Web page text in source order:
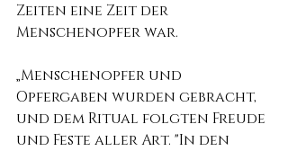
Zeiten eine Zeit der
Menschenopfer war.
„Menschenopfer und
Opfergaben wurden gebracht,
und dem Ritual folgten Freude
und Feste aller Art. "In den